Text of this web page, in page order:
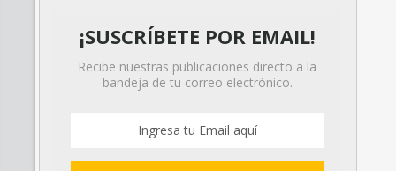
¡SUSCRÍBETE POR EMAIL!
Recibe nuestras publicaciones directo a la
bandeja de tu correo electrónico.